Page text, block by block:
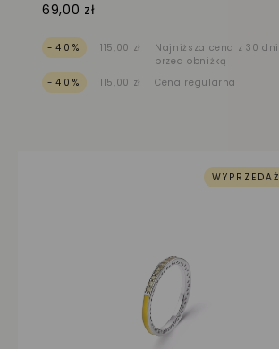
69,00 zł
-40% 115,00 zł
Najniższa cena z 30 dni
przed obniżką
-40%
115,00 zł Cena regularna
WYPRZEDAŻ